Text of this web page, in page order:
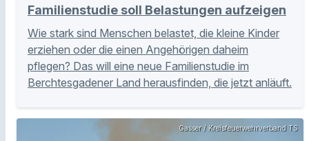
Familienstudie soll Belastungen aufzeigen
Wie stark sind Menschen belastet, die kleine Kinder
erziehen oder die einen Angehörigen daheim
pflegen? Das will eine neue Familienstudie im
Berchtesgadener Land herausfinden, die jetzt anläuft.
Gasser / Kreisfeuerwehrverband TS